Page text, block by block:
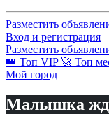
Разместить
Вход и регистрация
Разместить
👑 Топ VIP 🚀 Топ
Мой город
Малышка